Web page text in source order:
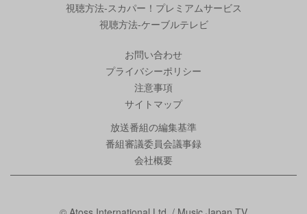
視聴方法-スカパー！プレミアムサービス
視聴方法-ケーブルテレビ
お問い合わせ
プライバシーポリシー
注意事項
サイトマップ
放送番組の編集基準
番組審議委員会議事録
会社概要